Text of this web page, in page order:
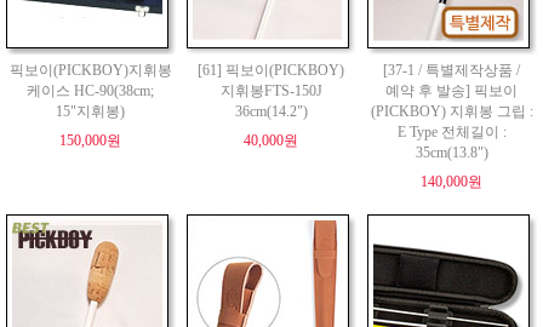
픽보이(PICKBOY)지휘봉
케이스 HC-90(38cm;
15"지휘봉)
150,000원
[61] 픽보이(PICKBOY)
지휘봉FTS-150J
36cm(14.2")
40,000원
[37-1 / 특별제작상품 /
예약 후 발송] 픽보이
(PICKBOY) 지휘봉 그립 :
E Type 전체길이 :
35cm(13.8")
140,000원